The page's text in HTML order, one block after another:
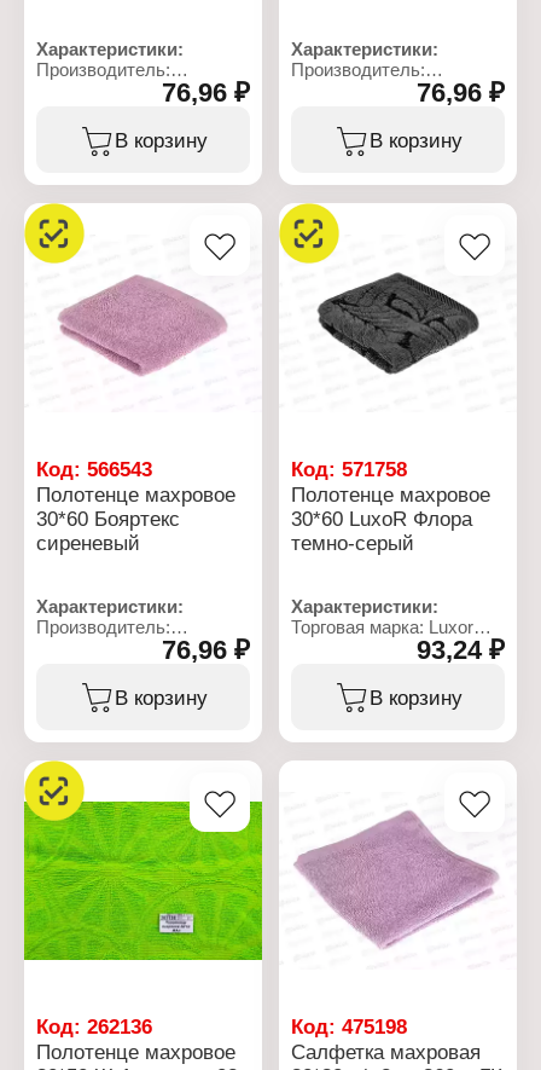
Характеристики:
Производитель:
Тип товара: Полотенце
Вид ткани: махровое
Размер: 30х60 см
Плотность: 380 г/кв.м
76,96 ₽
В корзину
Характеристики:
Производитель:
Тип товара: Полотенце
Вид ткани: махровое
Размер: 30х60 см
Плотность: 380 г/кв.м
76,96 ₽
В корзину
Код: 566543
Полотенце махровое
30*60 Бояртекс
сиреневый
Характеристики:
Производитель:
Тип товара: Полотенце
Вид ткани: махровое
Размер: 30х60 см
Плотность: 380 г/кв.м
76,96 ₽
В корзину
Код:571758
Полотенце махровое
30*60 LuxoR Флора
темно-серый
Характеристики:
Торговая марка: Luxor
Тип товара: Полотенце
Вид ткани: махровое
Размер: 30х60 см
93,24 ₽
В корзину
Код: 262136
Полотенце махровое
Код:475198
Салфетка махровая